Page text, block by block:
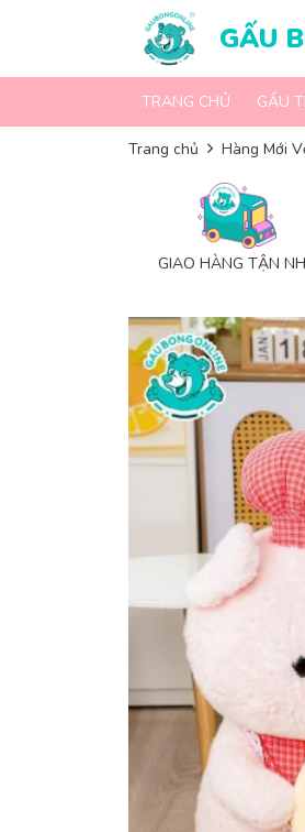
GẤU
TRANG CHỦ GẤU
Trang chủ Hàng Mới
GIAO HÀNG TẬN